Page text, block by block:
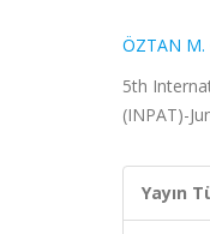
ÖZTAN M.
5th
(INPAT)-
Yayın